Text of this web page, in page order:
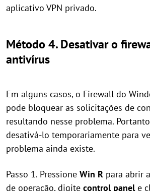
aplicativo VPN privado.
Método 4. Desativar o
antivírus
Em alguns casos, o Firewall do
pode bloquear as solicitações de
resultando nesse problema.
desativá-lo temporariamente para
problema ainda existe.
Passo 1. Pressione Win R para abrir
de operação, digite control panele